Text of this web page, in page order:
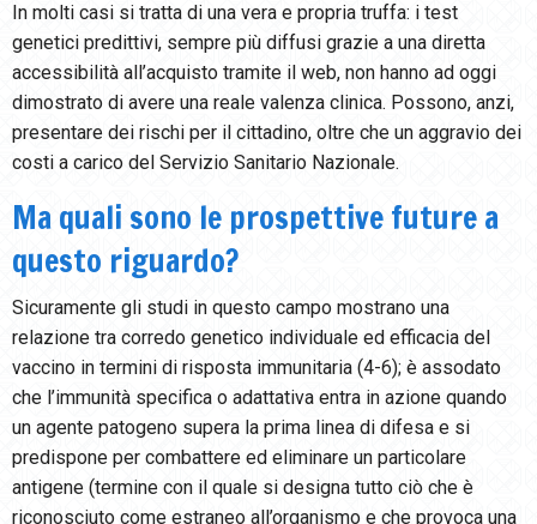
In molti casi si tratta di una vera e propria truffa: i test
genetici predittivi, sempre più diffusi grazie a una diretta
accessibilità all’acquisto tramite il web, non hanno ad oggi
dimostrato di avere una reale valenza clinica. Possono, anzi,
presentare dei rischi per il cittadino, oltre che un aggravio dei
costi a carico del Servizio Sanitario Nazionale.
Ma quali sono le prospettive future a
questo riguardo?
Sicuramente gli studi in questo campo mostrano una
relazione tra corredo genetico individuale ed efficacia del
vaccino in termini di risposta immunitaria (4-6); è assodato
che l’immunità specifica o adattativa entra in azione quando
un agente patogeno supera la prima linea di difesa e si
predispone per combattere ed eliminare un particolare
antigene (termine con il quale si designa tutto ciò che è
riconosciuto come estraneo all’organismo e che provoca una